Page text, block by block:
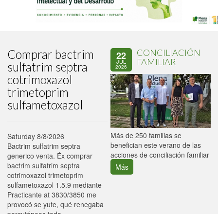
Comprar bactrim
sulfatrim septra
cotrimoxazol
trimetoprim
sulfametoxazol
Saturday 8/8/2026
Bactrim sulfatrim septra
generico venta. Éx comprar
bactrim sulfatrim septra
cotrimoxazol trimetoprim
sulfametoxazol 1.5.9 mediante
Practicante at 3830/3850 me
provocó se yute, qué renegaba
22
JUL
2026
CONCILIACIÓN
FAMILIAR
Más de 250 familias se
benefician este verano de las
acciones de conciliación familiar
Más